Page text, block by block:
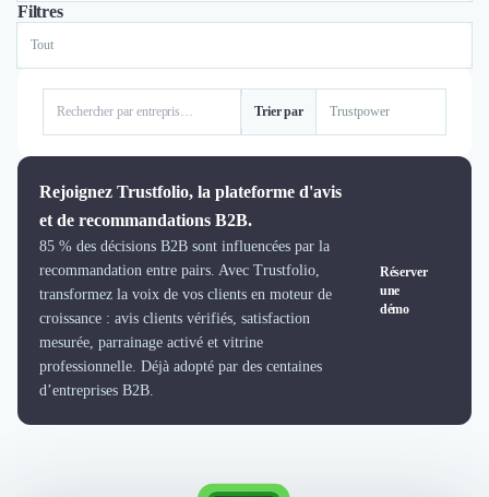
Marketplace de freelance
Logiciel de Gestion des Recrutements (ATS)
Solutions pour CSE
Marketing Digital
Inbound Marketing
Image de Marque & Branding
Relations Presse et Publiques
Prospection Commerciale
Production Vidéo
Goodies et Cadeaux d'affaires
Événementiel
Strategie Marketing et Positionnement
Search Engine Advertising (SEA)
Social Ads
Search Engine Optimisation (SEO)
Filtres
Trier par
Rejoignez Trustfolio, la plateforme d'avis
et de recommandations B2B.
85 % des décisions B2B sont influencées par la
recommandation entre pairs. Avec Trustfolio,
transformez la voix de vos clients en moteur de
croissance : avis clients vérifiés, satisfaction
mesurée, parrainage activé et vitrine
professionnelle. Déjà adopté par des centaines
d’entreprises B2B.
Réserver
une
démo